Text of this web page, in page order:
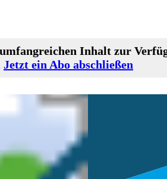
Inhalt zur
Jetzt ein Abo abschließen